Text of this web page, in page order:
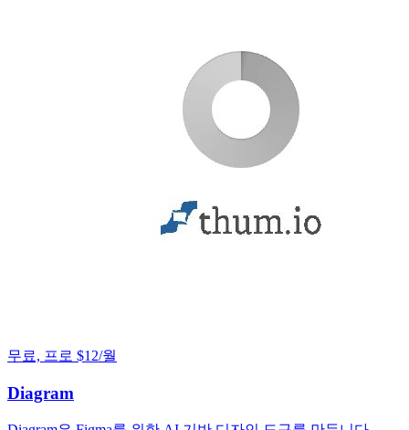
무료, 프로 $12/월
Diagram